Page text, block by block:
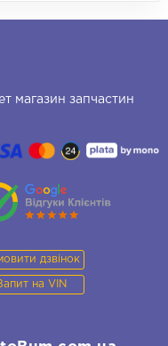
магазин запчастин
дзвінок
на VIN